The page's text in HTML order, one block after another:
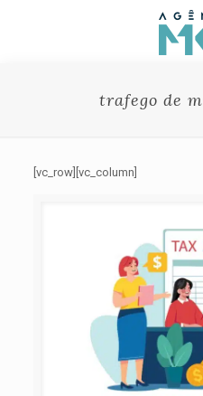
trafego de
[vc_row][vc_column]